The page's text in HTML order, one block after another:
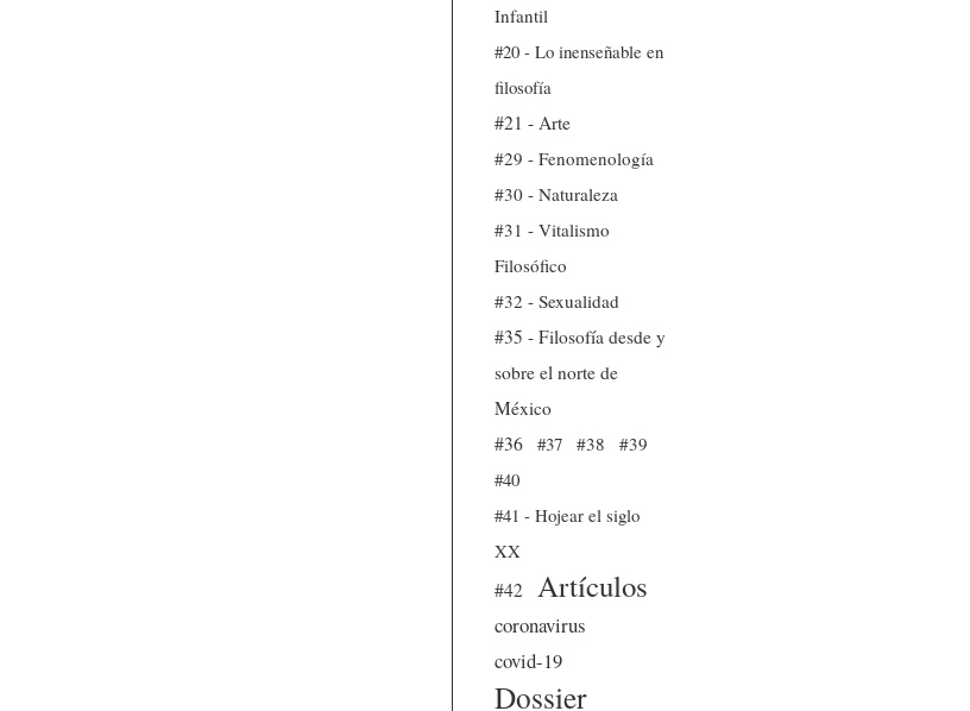
Infantil
#20 - Lo inenseñable en
filosofía
#21 - Arte
#29 - Fenomenología
#30 - Naturaleza
#31 - Vitalismo
Filosófico
#32 - Sexualidad
#35 - Filosofía desde y
sobre el norte de
México
#36
#37 #38
#39
#40
#41 - Hojear el siglo
XX
#42
Artículos
coronavirus
covid-19
Dossier